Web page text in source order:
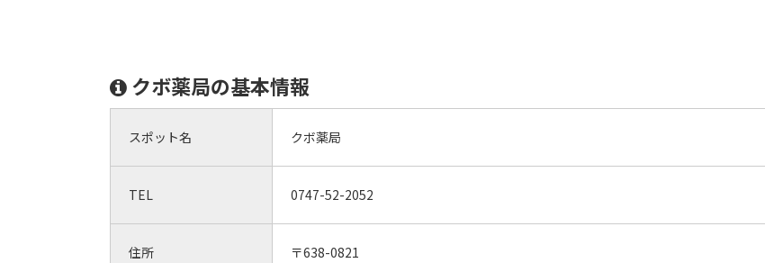
クボ薬局の基本情報
スポット名 クボ薬局
TEL 0747-52-2052
住所
〒638-0821